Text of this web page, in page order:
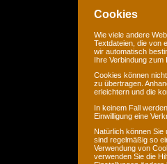
Cookies
Wie viele andere
Textdateien, die von
wir automatisch
Ihre Verbindung zum
Cookies können
zu übertragen.
erleichtern und die
In keinem Fall
Einwilligung eine
Natürlich können
sind regelmäßig so
Verwendung von
verwenden Sie die